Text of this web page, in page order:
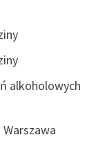
alkoholowych